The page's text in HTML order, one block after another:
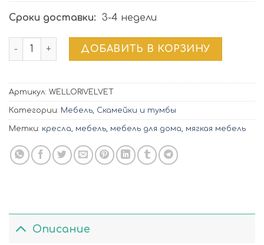
Сроки доставки: 3-4 недели
Количество товара Пуф LORI VELVET | зеленый |
ДОБАВИТЬ В КОРЗИНУ
Артикул: WELLORIVELVET
Категории: Мебель, Скамейки и тумбы
Метки: кресла, мебель, мебель для дома, мягкая мебель
Описание